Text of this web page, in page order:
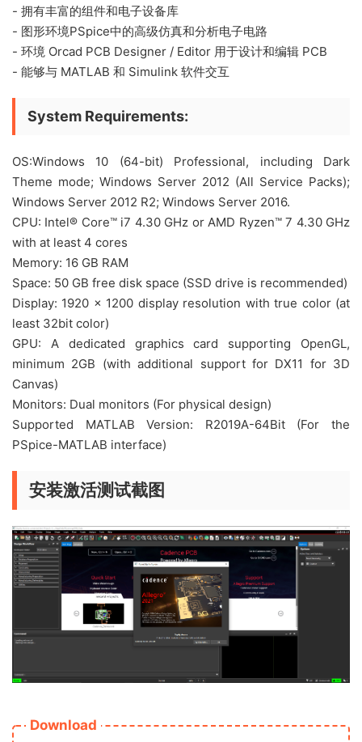
- 拥有丰富的组件和电子设备库
- 图形环境PSpice中的高级仿真和分析电子电路
- 环境 Orcad PCB Designer / Editor 用于设计和编辑 PCB
- 能够与 MATLAB 和 Simulink 软件交互
System Requirements:
OS:Windows 10 (64-bit) Professional, including Dark
Theme mode; Windows Server 2012 (All Service Packs);
Windows Server 2012 R2; Windows Server 2016.
CPU: Intel® Core™ i7 4.30 GHz or AMD Ryzen™ 7 4.30 GHz
with at least 4 cores
Memory: 16 GB RAM
Space: 50 GB free disk space (SSD drive is recommended)
Display: 1920 x 1200 display resolution with true color (at
least 32bit color)
GPU: A dedicated graphics card supporting OpenGL,
minimum 2GB (with additional support for DX11 for 3D
Canvas)
Monitors: Dual monitors (For physical design)
Supported MATLAB Version: R2019A-64Bit (For the
PSpice-MATLAB interface)
安装激活测试截图
Download